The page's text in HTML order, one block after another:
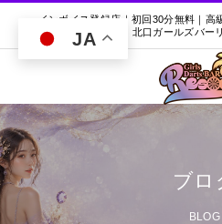
インボイス登録店｜初回30分無料｜
口・北口ガールズバー
ブロ
BLOG
JA